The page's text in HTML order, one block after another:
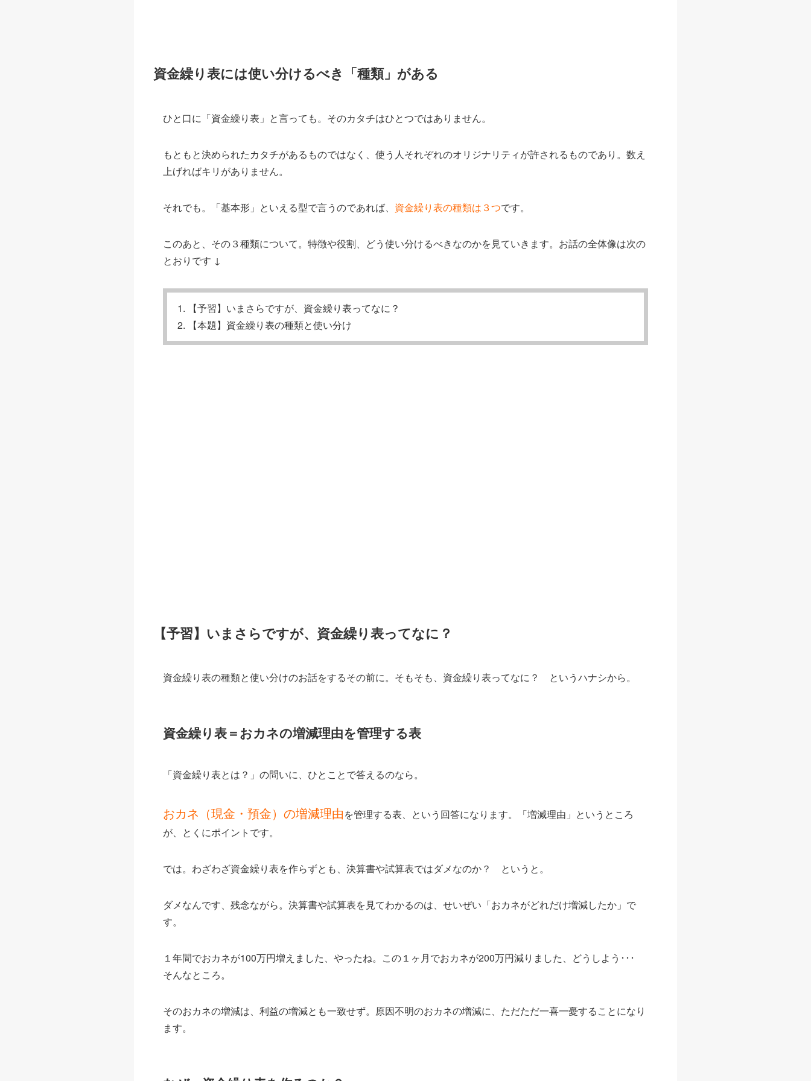
資金繰り表には使い分けるべき「種類」がある
ひと口に「資金繰り表」と言っても。そのカタチはひとつではありません。
もともと決められたカタチがあるものではなく、使う人それぞれのオリジナリティが許されるものであり。数え
上げればキリがありません。
それでも。「基本形」といえる型で言うのであれば、 資金繰り表の種類は３つです。
このあと、その３種類について。特徴や役割、どう使い分けるべきなのかを見ていきます。お話の全体像は次の
とおりです ↓
【予習】いまさらですが、資金繰り表ってなに？
【本題】資金繰り表の種類と使い分け
【予習】いまさらですが、資金繰り表ってなに？
資金繰り表の種類と使い分けのお話をするその前に。そもそも、資金繰り表ってなに？ というハナシから。
資金繰り表＝おカネの増減理由を管理する表
「資金繰り表とは？」の問いに、ひとことで答えるのなら。
おカネ（現金・預金）の増減理由を管理する表、という回答になります。「増減理由」というところ
が、とくにポイントです。
では。わざわざ資金繰り表を作らずとも、決算書や試算表ではダメなのか？ というと。
ダメなんです、残念ながら。決算書や試算表を見てわかるのは、せいぜい「おカネがどれだけ増減したか」で
す。
１年間でおカネが100万円増えました、やったね。この１ヶ月でおカネが200万円減りました、どうしよう･･･
そんなところ。
そのおカネの増減は、利益の増減とも一致せず。原因不明のおカネの増減に、ただただ一喜一憂することになり
ます。